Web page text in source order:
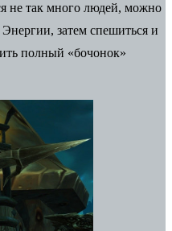
не так много людей, можно
затем спешиться и
полный «бочонок»